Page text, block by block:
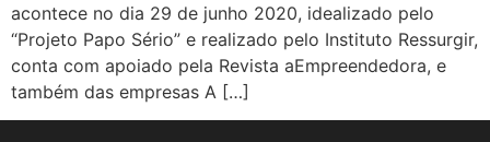
acontece no dia 29 de junho 2020, idealizado pelo
“Projeto Papo Sério” e realizado pelo Instituto Ressurgir,
conta com apoiado pela Revista aEmpreendedora, e
também das empresas A […]